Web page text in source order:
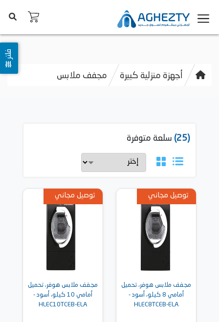
أجهزة منزلية كبيرة مجفف ملابس
فلتر
(25) سلعة متوفرة
توصيل مجاني
مجفف ملابس هوفر، تحميل
أمامي 8 كيلو، أسود -
HLEC8TCEB-ELA
توصيل مجاني
مجفف ملابس هوفر، تحميل
أمامي 10 كيلو، أسود -
HLEC10TCEB-ELA